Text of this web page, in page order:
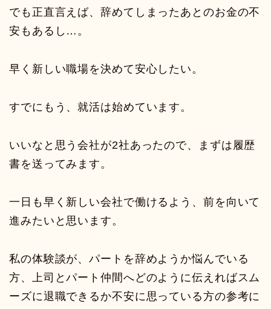
でも正直言えば、辞めてしまったあとのお金の不
安もあるし…。
早く新しい職場を決めて安心したい。
すでにもう、就活は始めています。
いいなと思う会社が2社あったので、まずは履歴
書を送ってみます。
一日も早く新しい会社で働けるよう、前を向いて
進みたいと思います。
私の体験談が、パートを辞めようか悩んでいる
方、上司とパート仲間へどのように伝えればスム
ーズに退職できるか不安に思っている方の参考に